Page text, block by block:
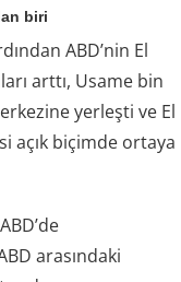
biri
ABD’nin El
arttı, Usame bin
yerleşti ve El
açık biçimde ortaya
arasındaki